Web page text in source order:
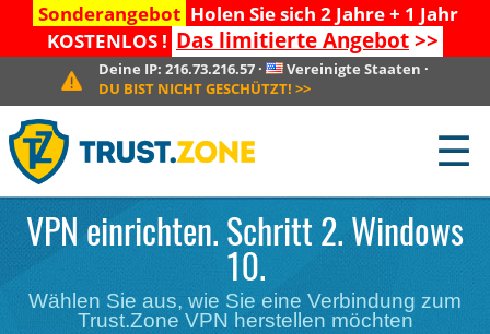
Sonderangebot Holen Sie sich 2 Jahre + 1 Jahr
KOSTENLOS ! Das limitierte Angebot>>
Deine IP:216.73.216.57 · Vereinigte Staaten ·
DU BIST NICHT GESCHÜTZT! >>
☰
VPN einrichten. Schritt 2. Windows
10.
Wählen Sie aus, wie Sie eine Verbindung zum
Trust.Zone VPN herstellen möchten